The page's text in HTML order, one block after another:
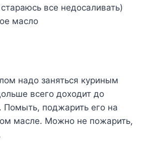
все недосаливать)
масло
надо заняться куриным
всего доходит до
Помыть, поджарить его на
масле. Можно не пожарить,